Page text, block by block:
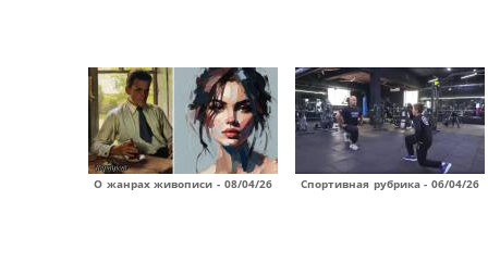
О жанрах живописи - 08/04/26 Спортивная рубрика - 06/04/26